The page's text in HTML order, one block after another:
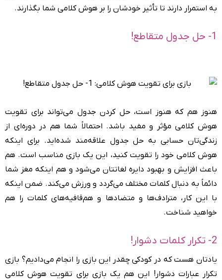
به استمرار دارند تا تأثیر خودشان را بر هوش کلامی شما بگذارند.
1- حل جدول متقاطع!
هنوز هم که هنوز است، حل کردن جدول می‌تواند برای تقویت
هوش کلامی مؤثر و مفید باشد. احتمالاً شما هم در دوره‌ای از
زندگی‌تان حسابی به حل جدول علاقه‌مند شده‌اید. برای اینکه
هوش کلامی خود را تقویت کنید، این یک بازی مناسب است. هم
باعث افزایش و بهبود دایره لغاتتان می‌شود و هم اینکه مغز شما
دائماً به دنبال کلمات مختلف می‌گردد و ورزش می‌کند. ضمن اینکه
با این کار، مترادف‌ها و متضادها و هم‌قافیه‌های کلمات را هم
خواهید شناخت.
2- تکرار کلمات دشوار!
یادتان هست که در کودکی چقدر این بازی را انجام می‌دادیم؟ بازی
تکرار عبارات دشوار! این هم یک بازی برای تقویت هوش کلامی